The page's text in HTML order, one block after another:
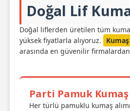
Doğal Lif
Doğal liflerden üretilen tüm
yüksek fiyatlarla alıyoruz.
arasında en güvenilir
Parti Pamuk
Her türlü pamuklu kumaş